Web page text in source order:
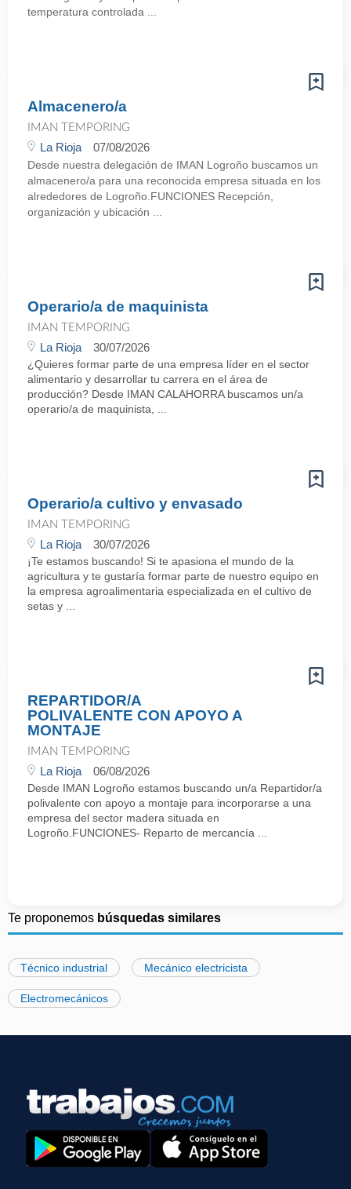
temperatura controlada ...
Almacenero/a
IMAN TEMPORING
La Rioja 07/08/2026
Desde nuestra delegación de IMAN Logroño buscamos un
almacenero/a para una reconocida empresa situada en los
alrededores de Logroño.FUNCIONES Recepción,
organización y ubicación ...
Operario/a de maquinista
IMAN TEMPORING
La Rioja 30/07/2026
¿Quieres formar parte de una empresa líder en el sector
alimentario y desarrollar tu carrera en el área de
producción? Desde IMAN CALAHORRA buscamos un/a
operario/a de maquinista, ...
Operario/a cultivo y envasado
IMAN TEMPORING
La Rioja 30/07/2026
¡Te estamos buscando! Si te apasiona el mundo de la
agricultura y te gustaría formar parte de nuestro equipo en
la empresa agroalimentaria especializada en el cultivo de
setas y ...
REPARTIDOR/A
POLIVALENTE CON APOYO A
MONTAJE
IMAN TEMPORING
La Rioja 06/08/2026
Desde IMAN Logroño estamos buscando un/a Repartidor/a
polivalente con apoyo a montaje para incorporarse a una
empresa del sector madera situada en
Logroño.FUNCIONES- Reparto de mercancía ...
Te proponemos búsquedas similares
Técnico industrial Mecánico electricista
Electromecánicos